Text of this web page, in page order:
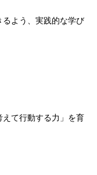
るよう、実践的な学び
て行動する力」を育